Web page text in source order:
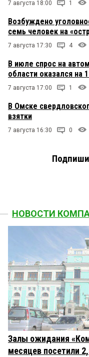
7 августа 18:00 1
Возбуждено
семь человек на
7 августа 17:30 4
В июле спрос на
области оказался на
7 августа 17:00 1
В Омске
взятки
7 августа 16:30 0
НОВОСТИ
Залы ожидания
месяцев посетили